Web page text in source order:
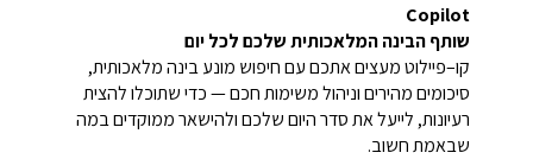
Copilot
שותף הבינה המלאכותית שלכם לכל יום
קו–פיילוט מעצים אתכם עם חיפוש מונע בינה מלאכותית,
סיכומים מהירים וניהול משימות חכם — כדי שתוכלו להצית
רעיונות, לייעל את סדר היום שלכם ולהישאר ממוקדים במה
שבאמת חשוב.